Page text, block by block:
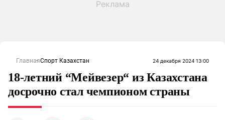
ГлавнаяСпорт Казахстан 24 декабря 2024 13:00
18-летний “Мейвезер“ из Казахстана
досрочно стал чемпионом страны